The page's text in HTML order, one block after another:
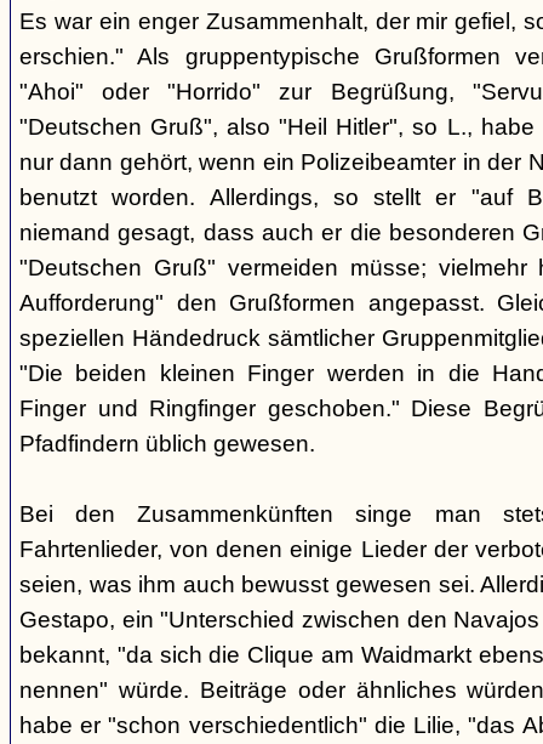
Es war ein enger Zusammenhalt, der mir gefiel,
erschien." Als gruppentypische Grußformen
"Ahoi" oder "Horrido" zur Begrüßung,
"Deutschen Gruß", also "Heil Hitler", so L.,
nur dann gehört, wenn ein Polizeibeamter in der
benutzt worden. Allerdings, so stellt er "auf
niemand gesagt, dass auch er die besonderen
"Deutschen Gruß" vermeiden müsse;
Aufforderung" den Grußformen angepasst.
speziellen Händedruck sämtlicher
"Die beiden kleinen Finger werden in die
Finger und Ringfinger geschoben." Diese
Pfadfindern üblich gewesen.
Bei den Zusammenkünften singe man
Fahrtenlieder, von denen einige Lieder der
seien, was ihm auch bewusst gewesen sei.
Gestapo, ein "Unterschied zwischen den
bekannt, "da sich die Clique am Waidmarkt
nennen" würde. Beiträge oder ähnliches
habe er "schon verschiedentlich" die Lilie, "das